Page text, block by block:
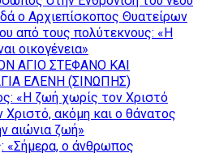
ο Αρχιεπίσκοπος Θυατείρων
από τους πολύτεκνους: «Η
οικογένεια»
ΑΓΙΟ ΣΤΕΦΑΝΟ ΚΑΙ
ΕΛΕΝΗ (ΣΙΝΩΠΗΣ)
«Η ζωή χωρίς τον Χριστό
Χριστό, ακόμη και ο θάνατος
αιώνια ζωή»
«Σήμερα, ο άνθρωπος